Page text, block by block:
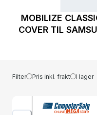
MOBILIZE
COVER TIL
Filter Pris inkl. frakt I lager